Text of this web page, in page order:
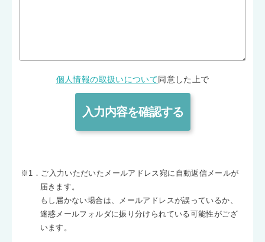
個人情報の取扱いについて 同意した上で
※1．ご入力いただいたメールアドレス宛に自動返信メールが
届きます。
もし届かない場合は、メールアドレスが誤っているか、
迷惑メールフォルダに振り分けられている可能性がござ
います。